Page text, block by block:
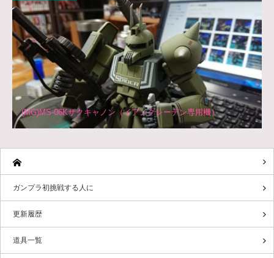
(MG)MS-06Kザクキャノン（イアングレーデン専用機）
ガンプラ初挑戦する人に
更新履歴
道具一覧